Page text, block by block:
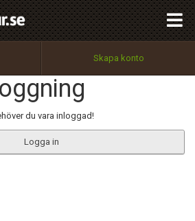
Skapa konto
du vara inloggad!
Logga in
Utför
100%
OK
Tillbaka till förstasidan